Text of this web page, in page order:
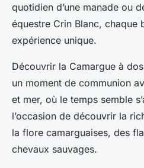
quotidien d’une manade ou
équestre Crin Blanc, chaque
expérience unique.
Découvrir la Camargue à
un moment de communion
et mer, où le temps semble
l’occasion de découvrir la
la flore camarguaises, des
chevaux sauvages.